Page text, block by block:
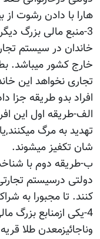
هارا با دادن رشوت از
3-منبع مالی بزرگ
خاندان در سیستم
خارج کشور میباشد.
تجاری نخواهد این
افراد بدو طریقه جزا
الف-طریقه اول این
تهدید به مرگ
شان تکفیز میشوند.
ب-طریقه دوم با
دولتی درسیستم
کنند. تا مجبورا به
4-یکی ازمنابع بزرگ
وناجائیزمعدن طلا